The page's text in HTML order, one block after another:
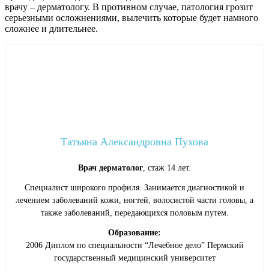
врачу – дерматологу. В противном случае, патология грозит
серьезными осложнениями, вылечить которые будет намного
сложнее и длительнее.
Татьяна Александровна Пухова
Врач дерматолог , стаж 14 лет.
Специалист широкого профиля. Занимается диагностикой и
лечением заболеваний кожи, ногтей, волосистой части головы, а
также заболеваний, передающихся половым путем.
Образование:
2006 Диплом по специальности “Лечебное дело” Пермский
государственный медицинский университет